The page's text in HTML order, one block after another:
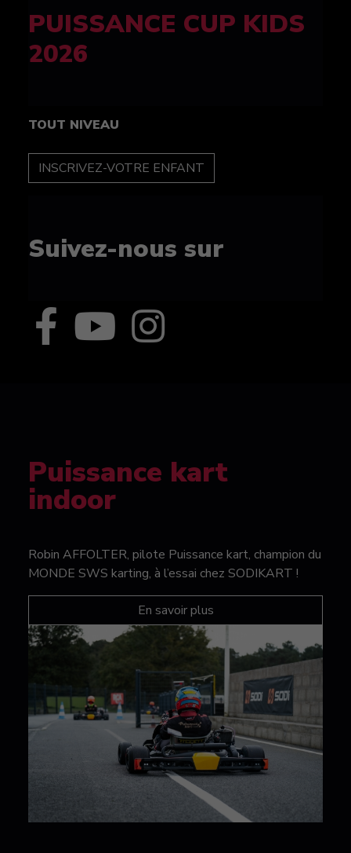
FELINE CUP 100%
féminine
TOUT NIVEAU
INSCRIPTION
Suivez-nous sur
Puissance kart
indoor
Robin AFFOLTER, pilote Puissance kart, champion du
MONDE SWS karting, à l’essai chez SODIKART !
En savoir plus